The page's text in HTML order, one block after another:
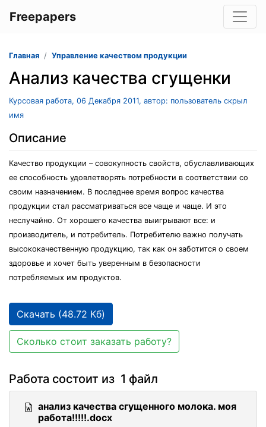
Freepapers
Главная Управление качеством продукции
Анализ качества сгущенки
Курсовая работа, 06 Декабря 2011, автор: пользователь скрыл
имя
Описание
Качество продукции – совокупность свойств, обуславливающих
ее способность удовлетворять потребности в соответствии со
своим назначением. В последнее время вопрос качества
продукции стал рассматриваться все чаще и чаще. И это
неслучайно. От хорошего качества выигрывают все: и
производитель, и потребитель. Потребителю важно получать
высококачественную продукцию, так как он заботится о своем
здоровье и хочет быть уверенным в безопасности
потребляемых им продуктов.
Скачать (48.72 Кб)
Сколько стоит заказать работу?
Работа состоит из 1 файл
анализ качества сгущенного молока. моя
работа!!!!!.docx